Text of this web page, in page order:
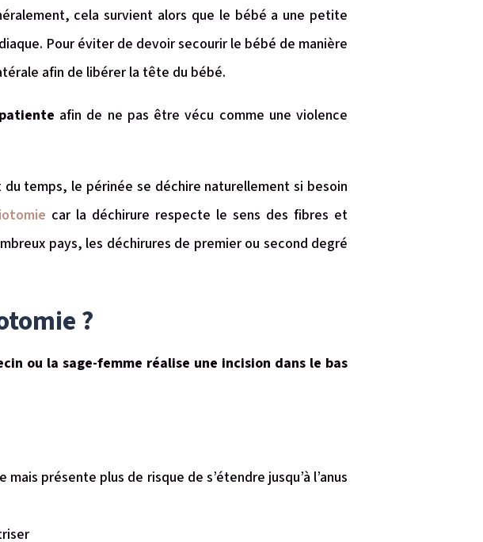
cela survient alors que le bébé a une petite
Pour éviter de devoir secourir le bébé de manière
afin de libérer la tête du bébé.
afin de ne pas être vécu comme une violence
du temps, le périnée se déchire naturellement si besoin
car la déchirure respecte le sens des fibres et
pays, les déchirures de premier ou second degré
?
ou la sage-femme réalise une incision dans le bas
présente plus de risque de s’étendre jusqu’à l’anus